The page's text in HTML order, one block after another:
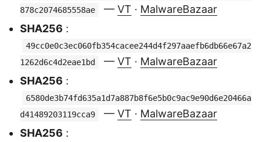
878c2074685558ae
— VT · MalwareBazaar
SHA256 :
49cc0e0c3ec060fb354cacee244d4f297aaefb6db66e67a2
1262d6c4d2eae1bd
— VT · MalwareBazaar
SHA256 :
6580de3b74fd635a1d7a887b8f6e5b0c9ac9e90d6e20466a
d41489203119cca9
— VT · MalwareBazaar
SHA256 :